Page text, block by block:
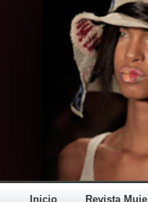
Inicio Revista